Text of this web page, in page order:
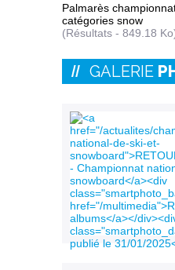
Palmarès
catégories snow
(Résultats - 849.18
GALERIE